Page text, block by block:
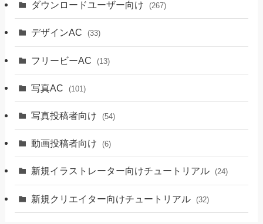
ダウンロードユーザー向け (267)
デザインAC (33)
フリービーAC (13)
写真AC (101)
写真投稿者向け (54)
動画投稿者向け (6)
新規イラストレーター向けチュートリアル (24)
新規クリエイター向けチュートリアル (32)